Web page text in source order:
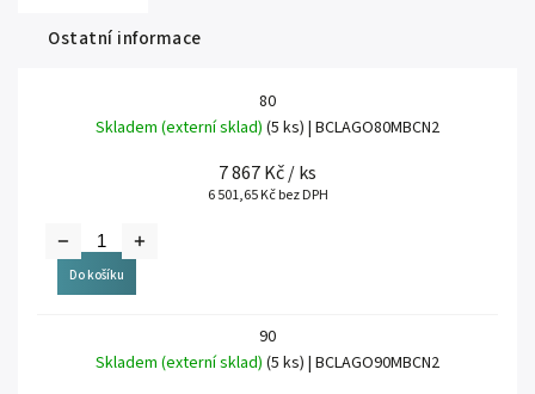
Ostatní informace
80
Skladem (externí sklad) (5 ks) | BCLAGO80MBCN2
7 867 Kč/ ks
6 501,65 Kč bez DPH
Do košíku
90
Skladem (externí sklad) (5 ks) | BCLAGO90MBCN2